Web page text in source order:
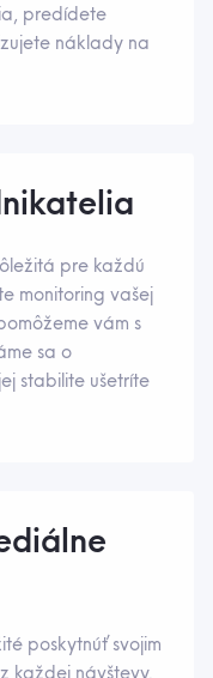
predídete
náklady na
pre každú
monitoring vašej
vám s
sa o
stabilite ušetríte
poskytnúť svojim
každej návštevy.